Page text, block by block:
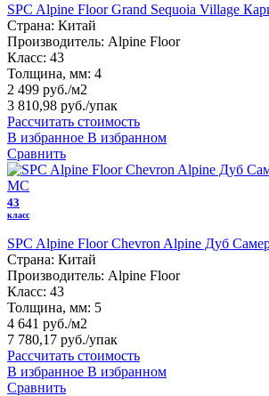
SPC Alpine Floor Grand Sequoia Village
Страна: Китай
Производитель: Alpine Floor
Класс: 43
Толщина, мм: 4
2 499 руб./м2
3 810,98 руб./упак
Рассчитать стоимость
В избранное В избранном
Сравнить
43
класс
SPC Alpine Floor Chevron Alpine Дуб
Страна: Китай
Производитель: Alpine Floor
Класс: 43
Толщина, мм: 5
4 641 руб./м2
7 780,17 руб./упак
Рассчитать стоимость
В избранное В избранном
Сравнить